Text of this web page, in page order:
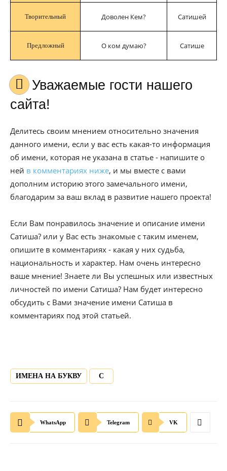
Творительный Доволен Кем? Сатишей
Предложный О ком думаю? Сатише
Уважаемые гости нашего
сайта!
Делитесь своим мнением относительно значения
данного имени, если у вас есть какая-то информация
об имени, которая не указана в статье - напишите о
ней в комментариях ниже, и мы вместе с вами
дополним историю этого замечального имени,
благодарим за ваш вклад в развитие нашего проекта!
Если Вам понравилось значение и описание имени
Сатиша? или у Вас есть знакомые с таким именем,
опишите в комментариях - какая у них судьба,
национальность и характер. Нам очень интересно
ваше мнение! Знаете ли Вы успешных или известных
личностей по имени Сатиша? Нам будет интересно
обсудить с Вами значение имени Сатиша в
комментариях под этой статьей.
ИМЕНА НА БУКВУ С
WhatsApp Telegram VK